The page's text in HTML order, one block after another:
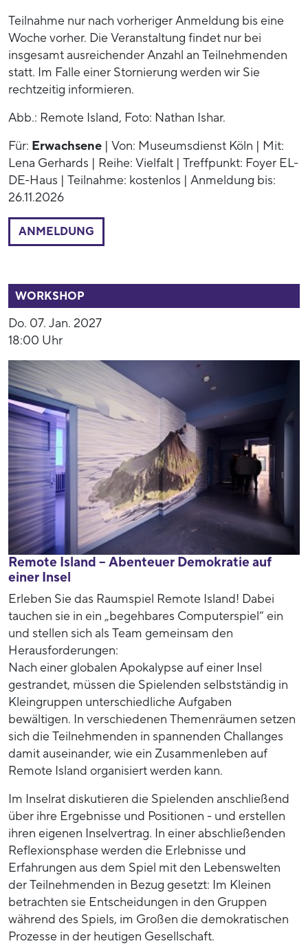
Teilnahme nur nach vorheriger Anmeldung bis eine
Woche vorher. Die Veranstaltung findet nur bei
insgesamt ausreichender Anzahl an Teilnehmenden
statt. Im Falle einer Stornierung werden wir Sie
rechtzeitig informieren.
Abb.: Remote Island, Foto: Nathan Ishar.
Für: Erwachsene | Von: Museumsdienst Köln | Mit:
Lena Gerhards | Reihe: Vielfalt | Treffpunkt: Foyer EL-
DE-Haus | Teilnahme: kostenlos | Anmeldung bis:
26.11.2026
ANMELDUNG
WORKSHOP
Do. 07. Jan. 2027
18:00 Uhr
Remote Island – Abenteuer Demokratie auf
einer Insel
Erleben Sie das Raumspiel Remote Island! Dabei
tauchen sie in ein „begehbares Computerspiel“ ein
und stellen sich als Team gemeinsam den
Herausforderungen:
Nach einer globalen Apokalypse auf einer Insel
gestrandet, müssen die Spielenden selbstständig in
Kleingruppen unterschiedliche Aufgaben
bewältigen. In verschiedenen Themenräumen setzen
sich die Teilnehmenden in spannenden Challanges
damit auseinander, wie ein Zusammenleben auf
Remote Island organisiert werden kann.
Im Inselrat diskutieren die Spielenden anschließend
über ihre Ergebnisse und Positionen - und erstellen
ihren eigenen Inselvertrag. In einer abschließenden
Reflexionsphase werden die Erlebnisse und
Erfahrungen aus dem Spiel mit den Lebenswelten
der Teilnehmenden in Bezug gesetzt: Im Kleinen
betrachten sie Entscheidungen in den Gruppen
während des Spiels, im Großen die demokratischen
Prozesse in der heutigen Gesellschaft.